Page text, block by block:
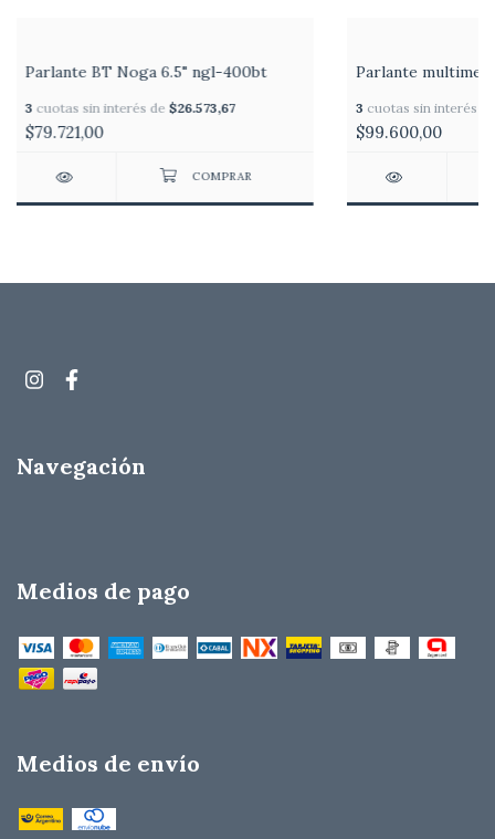
Parlante BT Noga 6.5" ngl-400bt
3 cuotas sin interés de $26.573,67
$79.721,00
Parlante
3 cuotas sin interés
$99.600,00
Navegación
Medios de pago
Medios de envío